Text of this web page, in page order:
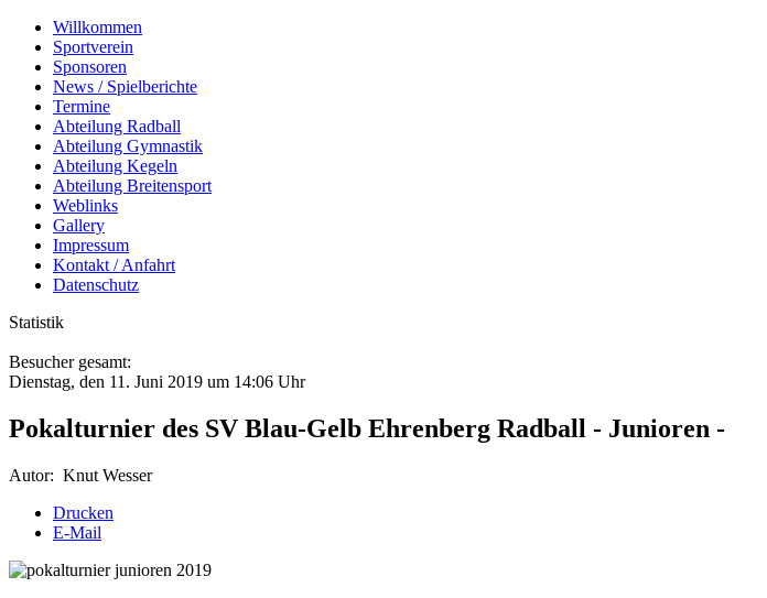
Willkommen
Sportverein
Sponsoren
News / Spielberichte
Termine
Abteilung Radball
Abteilung Gymnastik
Abteilung Kegeln
Abteilung Breitensport
Weblinks
Gallery
Impressum
Kontakt / Anfahrt
Datenschutz
Statistik
Besucher gesamt:
Dienstag, den 11. Juni 2019 um 14:06 Uhr
Pokalturnier des SV Blau-Gelb Ehrenberg Radball - Junioren -
Autor: Knut Wesser
Drucken
E-Mail